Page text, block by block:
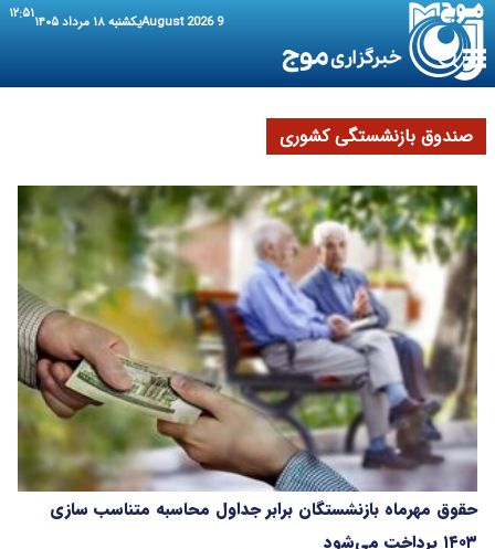
9 August 2026 یکشنبه ۱۸ مرداد ۱۴۰۵ ۱۲:۵۱
صندوق بازنشستگی کشوری
حقوق مهرماه بازنشستگان برابر جداول محاسبه متناسب سازی
۱۴۰۳ پرداخت می‌شود